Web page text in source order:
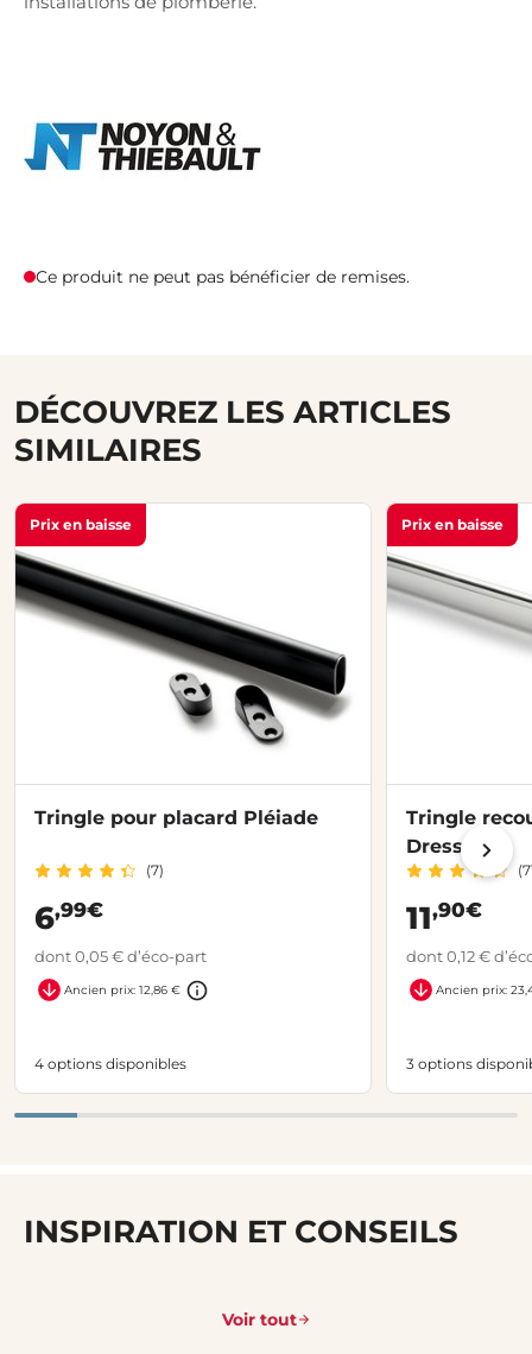
Ce produit ne peut pas bénéficier de remises.
DÉCOUVREZ LES ARTICLES
SIMILAIRES
Prix en baisse
Tringle pour placard Pléiade
(7)
6,99€
dont 0,05 € d’éco-part
Ancien prix: 12,86 €
4 options disponibles
Prix en baisse
Tringle
Dressing
11,90€
dont 0,12 €
Ancien prix:
3 options
INSPIRATION ET CONSEILS
Voir tout